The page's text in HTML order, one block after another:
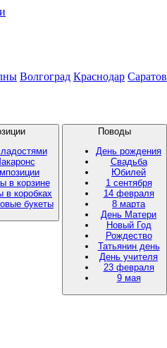
Волгоград Краснодар Саратов
в корзине
в коробках
букеты
Поводы
День рождения
Свадьба
Юбилей
1 сентября
14 февраля
8 марта
День Матери
Новый Год
Рождество
Татьянин день
День учителя
23 февраля
9 мая